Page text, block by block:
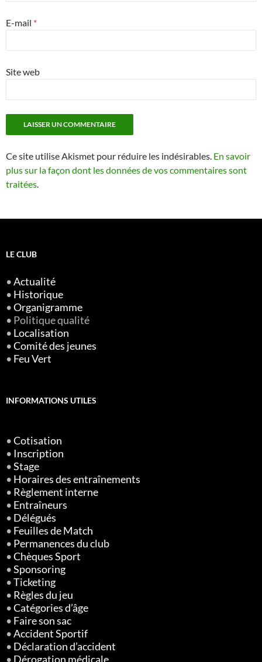
E-mail *
Site web
Ce site utilise Akismet pour réduire les indésirables. En savoir
plus sur la façon dont les données de vos commentaires sont
traitées.
LE CLUB
•Actualité
• Historique
•Organigramme
• Politique qualité
• Localisation
•Comité des jeunes
• Feu Vert
INFORMATIONS UTILES
•Cotisation
• Inscription
•Stage
• Horaires des entraînements
• Règlement interne
• Entraîneurs
• Délégués
• Feuilles de Match
• Permanences du club
•Chèques Sport
•Sponsoring
•Ticketing
• Règles du jeu
•Catégories d’âge
• Faire son sac
•Accident Sportif
• Déclaration d’accident
• Dérogation médicale